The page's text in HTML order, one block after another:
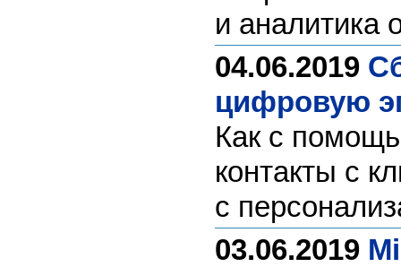
и аналитика
04.06.2019
цифровую
Как с
контакты с
с
03.06.2019